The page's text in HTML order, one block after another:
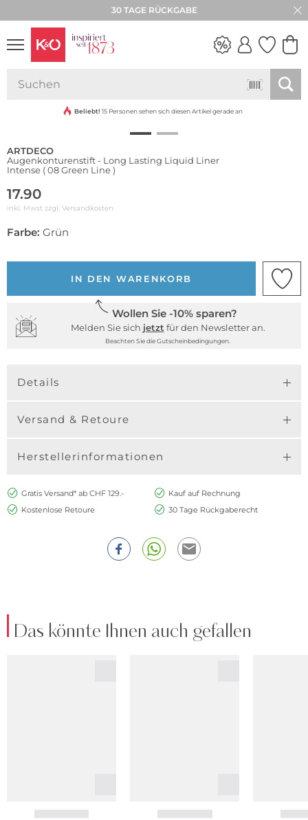
30 TAGE RÜCKGABE
VIBES
Beliebt! 15 Personen sehen sich diesen Artikel gerade an
ARTDECO
Augenkonturenstift - Long Lasting Liquid Liner
Intense ( 08 Green Line )
17.90
inkl. Mwst zzgl. Versandkosten
Farbe: Grün
IN DEN WARENKORB
Wollen Sie -10% sparen?
Melden Sie sich jetzt für den Newsletter an.
Beachten Sie die Gutscheinbedingungen.
Details
Versand & Retoure
Herstellerinformationen
Gratis Versand* ab CHF 129.-
Kauf auf Rechnung
Kostenlose Retoure
30 Tage Rückgaberecht
Das könnte Ihnen auch gefallen